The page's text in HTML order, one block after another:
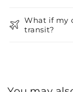
What if my
transit?